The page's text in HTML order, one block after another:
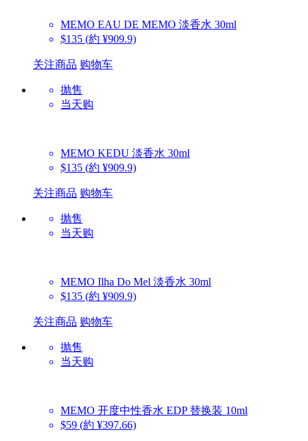
MEMO EAU DE MEMO 淡香水 30ml
$135 (約 ¥909.9)
关注商品 购物车
抛售
当天购
MEMO KEDU 淡香水 30ml
$135 (約 ¥909.9)
关注商品 购物车
抛售
当天购
MEMO Ilha Do Mel 淡香水 30ml
$135 (約 ¥909.9)
关注商品 购物车
抛售
当天购
MEMO 开度中性香水 EDP 替换装 10ml
$59 (約 ¥397.66)